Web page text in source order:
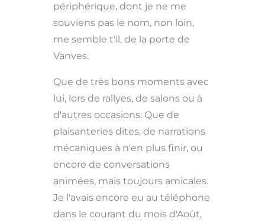
périphérique, dont je ne me
souviens pas le nom, non loin,
me semble t'il, de la porte de
Vanves.
Que de très bons moments avec
lui, lors de rallyes, de salons ou à
d'autres occasions. Que de
plaisanteries dites, de narrations
mécaniques à n'en plus finir, ou
encore de conversations
animées, mais toujours amicales.
Je l'avais encore eu au téléphone
dans le courant du mois d'Août,